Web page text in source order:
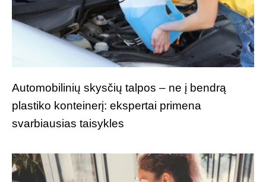
Automobilinių skysčių talpos – ne į bendrą
plastiko konteinerį: ekspertai primena
svarbiausias taisykles